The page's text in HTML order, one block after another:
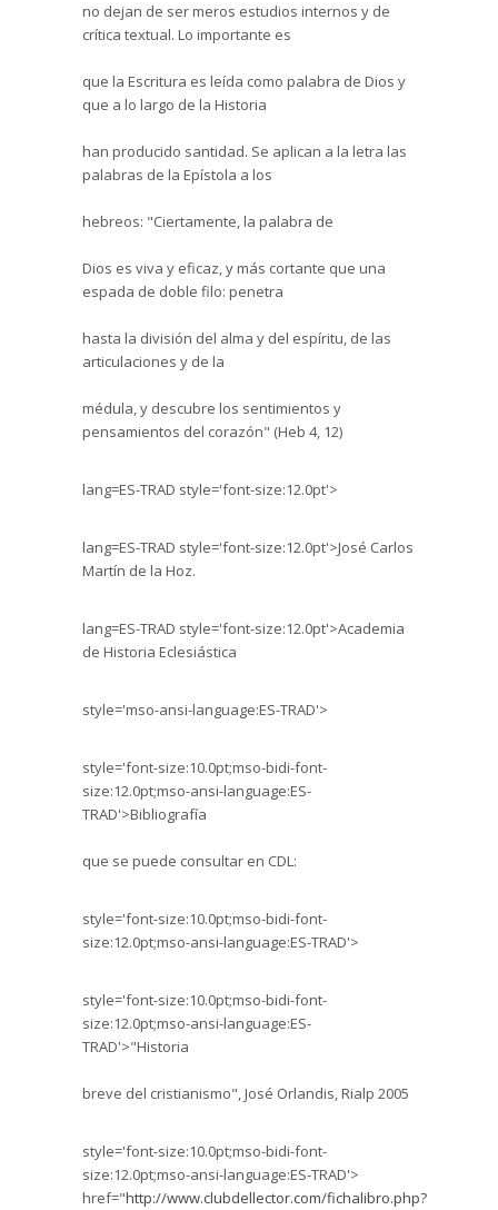
no dejan de ser meros estudios internos y de
crítica textual. Lo importante es
que la Escritura es leída como palabra de Dios y
que a lo largo de la Historia
han producido santidad. Se aplican a la letra las
palabras de la Epístola a los
hebreos: "Ciertamente, la palabra de
Dios es viva y eficaz, y más cortante que una
espada de doble filo: penetra
hasta la división del alma y del espíritu, de las
articulaciones y de la
médula, y descubre los sentimientos y
pensamientos del corazón" (Heb 4, 12)
lang=ES-TRAD style='font-size:12.0pt'>
lang=ES-TRAD style='font-size:12.0pt'>José Carlos
Martín de la Hoz.
lang=ES-TRAD style='font-size:12.0pt'>Academia
de Historia Eclesiástica
style='mso-ansi-language:ES-TRAD'>
style='font-size:10.0pt;mso-bidi-font-
size:12.0pt;mso-ansi-language:ES-
TRAD'>Bibliografía
que se puede consultar en CDL:
style='font-size:10.0pt;mso-bidi-font-
size:12.0pt;mso-ansi-language:ES-TRAD'>
style='font-size:10.0pt;mso-bidi-font-
size:12.0pt;mso-ansi-language:ES-
TRAD'>"Historia
breve del cristianismo", José Orlandis, Rialp 2005
style='font-size:10.0pt;mso-bidi-font-
size:12.0pt;mso-ansi-language:ES-TRAD'>
href="http://www.clubdellector.com/fichalibro.php?